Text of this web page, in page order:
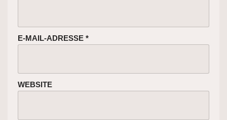
E-MAIL-ADRESSE *
WEBSITE